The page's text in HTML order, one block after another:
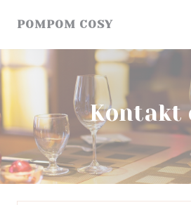
POMPOM COSY
Kontakt